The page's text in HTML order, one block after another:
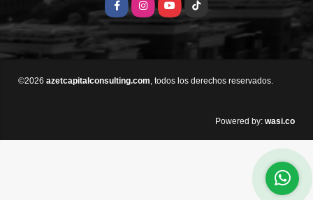
©2026 azetcapitalconsulting.com , todos los derechos reservados.
Powered by: wasi.co